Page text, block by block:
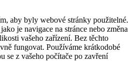
aby byly webové stránky použitelné.
je navigace na stránce nebo změna
vašeho zařízení. Bez těchto
fungovat. Používáme krátkodobé
se z vašeho počítače po zavření